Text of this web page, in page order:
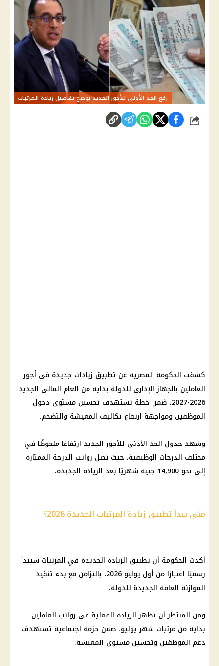
رفع الحد الأدنى للأجور الجديد يوضح تفاصيل زيادة المرتبات
شارك
كشفت الحكومة المصرية عن تطبيق زيادات جديدة في أجور
العاملين بالجهاز الإداري للدولة بداية من العام المالي الجديد
2026-2027، ضمن خطة تستهدف تحسين مستوى دخول
الموظفين ومواجهة ارتفاع تكاليف المعيشة والتضخم.
وشهد جدول الحد الأدنى للأجور الجديد ارتفاعًا ملحوظًا في
مختلف الدرجات الوظيفية، حيث تصل رواتب الدرجة الممتازة
إلى نحو 14,900 جنيه شهريًا بعد الزيادة الجديدة.
متى يبدأ تطبيق زيادة المرتبات الجديدة 2026؟
أكدت الحكومة أن تطبيق الزيادة الجديدة في المرتبات سيبدأ
رسميًا اعتبارًا من أول يوليو 2026، بالتزامن مع بدء تنفيذ
الموازنة العامة الجديدة للدولة.
ومن المنتظر أن تظهر الزيادة الفعلية في رواتب العاملين
بداية من مرتبات شهر يوليو، ضمن حزمة اجتماعية تستهدف
دعم الموظفين وتحسين مستوى المعيشة.